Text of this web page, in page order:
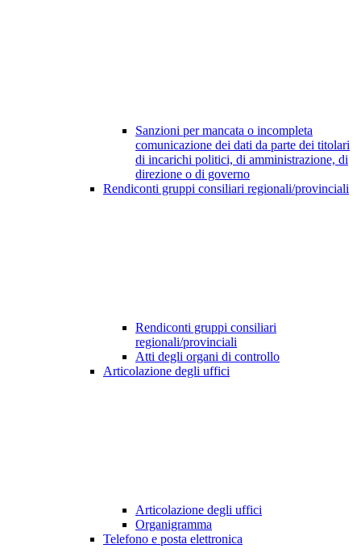
Sanzioni per mancata o incompleta
comunicazione dei dati da parte dei titolari
di incarichi politici, di amministrazione, di
direzione o di governo
Rendiconti gruppi consiliari regionali/provinciali
Rendiconti gruppi consiliari
regionali/provinciali
Atti degli organi di controllo
Articolazione degli uffici
Articolazione degli uffici
Organigramma
Telefono e posta elettronica